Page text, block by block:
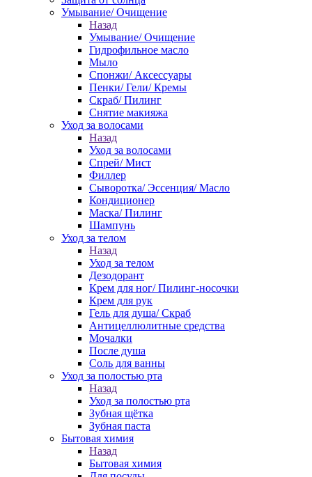
Умывание/ Очищение
Назад
Умывание/ Очищение
Гидрофильное масло
Мыло
Спонжи/ Аксессуары
Пенки/ Гели/ Кремы
Скраб/ Пилинг
Снятие макияжа
Уход за волосами
Назад
Уход за волосами
Спрей/ Мист
Филлер
Сыворотка/ Эссенция/ Масло
Кондиционер
Маска/ Пилинг
Шампунь
Уход за телом
Назад
Уход за телом
Дезодорант
Крем для ног/ Пилинг-носочки
Крем для рук
Гель для душа/ Скраб
Антицеллюлитные средства
Мочалки
После душа
Соль для ванны
Уход за полостью рта
Назад
Уход за полостью рта
Зубная щётка
Зубная паста
Бытовая химия
Назад
Бытовая химия